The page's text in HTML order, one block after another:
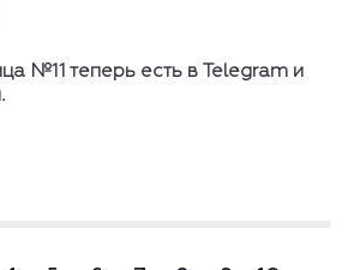
№11 теперь есть в Telegram и